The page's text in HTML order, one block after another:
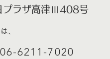
ザ高津Ⅲ408号
、
06-6211-7020